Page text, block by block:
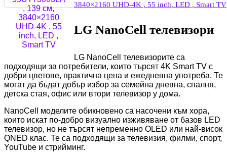
3840×2160 UHD-4K , 55 inch, LED , Smart TV
LG NanoCell телевизори
LG NanoCell телевизорите са
подходящи за потребители, които търсят 4K Smart TV с
добри цветове, практична цена и ежедневна употреба. Те
могат да бъдат добър избор за семейна дневна, спалня,
детска стая, офис или втори телевизор у дома.
NanoCell моделите обикновено са насочени към хора,
които искат по-добро визуално изживяване от базов LED
телевизор, но не търсят непременно OLED или най-висок
QNED клас. Те са подходящи за телевизия, филми, спорт,
YouTube и стрийминг.